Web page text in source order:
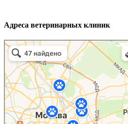
Адреса ветеринарных клиник